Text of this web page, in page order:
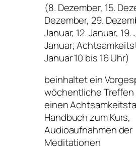
(8. Dezember, 15.
Dezember, 29.
Januar, 12. Januar, 19.
Januar;
Januar 10 bis 16 Uhr)
beinhaltet ein
wöchentliche
einen
Handbuch zum Kurs,
Audioaufnahmen der
Meditationen